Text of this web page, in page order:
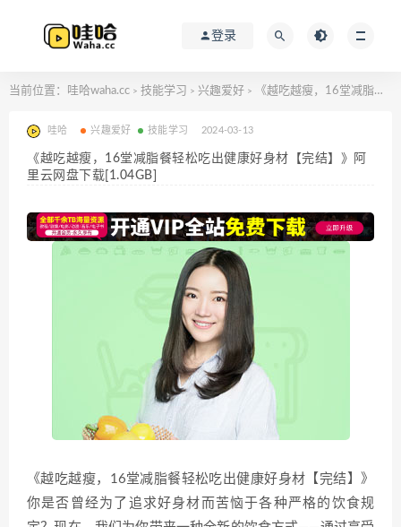
登录
当前位置： 哇哈waha.cc > 技能学习 > 兴趣爱好 > 《越吃越瘦，16堂减脂餐轻松吃出健康好身材【完结】》阿里云网盘下载[1.04GB]
哇哈 兴趣爱好 技能学习 2024-03-13
《越吃越瘦，16堂减脂餐轻松吃出健康好身材【完结】》阿
里云网盘下载[1.04GB]
《越吃越瘦，16堂减脂餐轻松吃出健康好身材【完结】》
你是否曾经为了追求好身材而苦恼于各种严格的饮食规